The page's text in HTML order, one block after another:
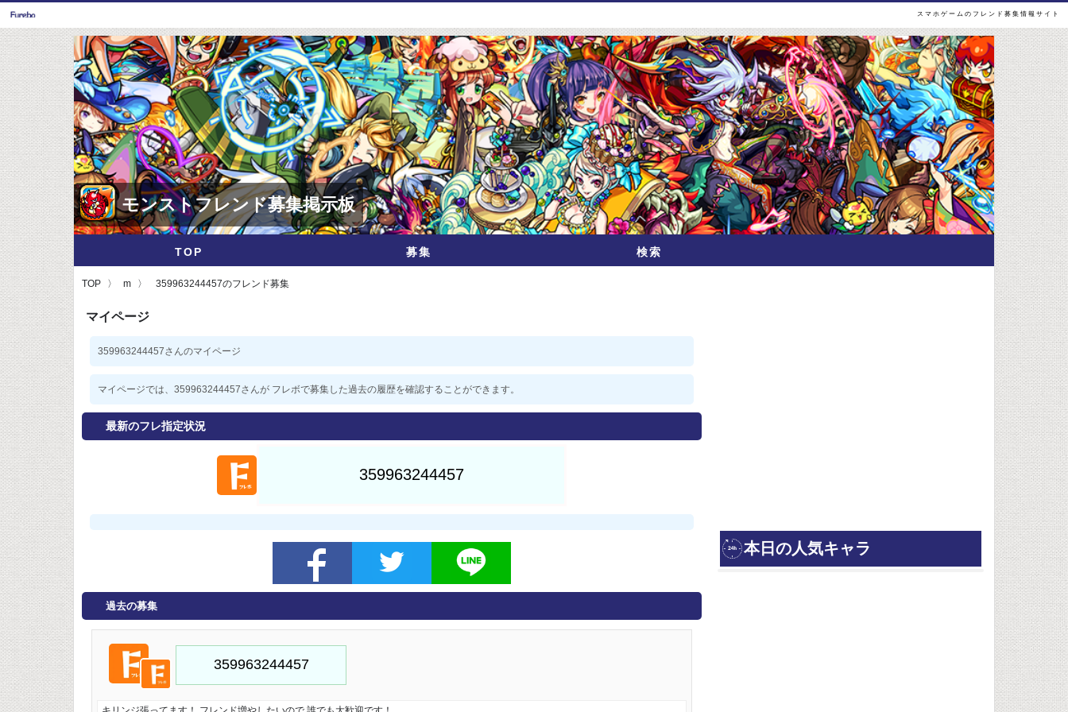
スマホゲームのフレンド募集情報サイト
モンストフレンド募集掲示板
TOP 募集 検索
TOP m 359963244457のフレンド募集
マイページ
359963244457さんのマイページ
マイページでは、359963244457さんが フレボで募集した過去の履歴を確認することができます。
最新のフレ指定状況
過去の募集